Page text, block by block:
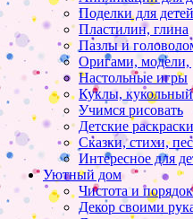
Поделки для детей
Пластилин, глина
Пазлы и
Оригами, модели,
Настольные игры
Куклы, кукольный
Учимся рисовать
Детские раскраски
Сказки, стихи,
Интересное для
Уютный дом
Чистота и порядок
Декор своими